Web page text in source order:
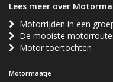
Lees meer over
Motorrijden in een
De mooiste
Motor toertochten
Motormaatje